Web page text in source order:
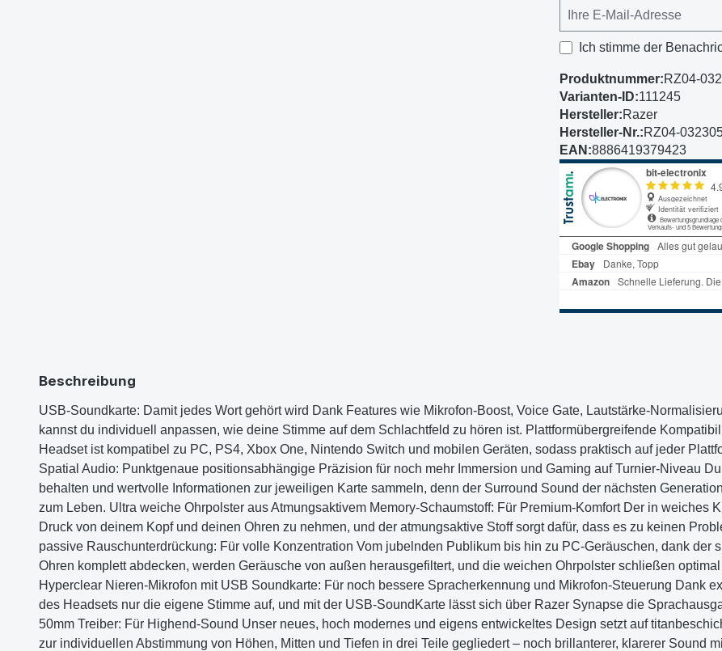
Ich stimme der
Produktnummer:RZ04-
Varianten-ID:111245
Hersteller:Razer
Hersteller-Nr.:RZ04-
EAN:8886419379423
Beschreibung
USB-Soundkarte: Damit jedes Wort gehört wird Dank Features wie Mikrofon-Boost, Voice Gate, Lautstärke-
kannst du individuell anpassen, wie deine Stimme auf dem Schlachtfeld zu hören ist. Plattformübergreifende
Headset ist kompatibel zu PC, PS4, Xbox One, Nintendo Switch und mobilen Geräten, sodass praktisch auf jeder
Spatial Audio: Punktgenaue positionsabhängige Präzision für noch mehr Immersion und Gaming auf Turnier-Niveau
behalten und wertvolle Informationen zur jeweiligen Karte sammeln, denn der Surround Sound der nächsten
zum Leben. Ultra weiche Ohrpolster aus Atmungsaktivem Memory-Schaumstoff: Für Premium-Komfort Der in weiches
Druck von deinem Kopf und deinen Ohren zu nehmen, und der atmungsaktive Stoff sorgt dafür, dass es zu keinen
passive Rauschunterdrückung: Für volle Konzentration Vom jubelnden Publikum bis hin zu PC-Geräuschen, dank
Ohren komplett abdecken, werden Geräusche von außen herausgefiltert, und die weichen Ohrpolster schließen
Hyperclear Nieren-Mikrofon mit USB Soundkarte: Für noch bessere Spracherkennung und Mikrofon-Steuerung Dank
des Headsets nur die eigene Stimme auf, und mit der USB-SoundKarte lässt sich über Razer Synapse die
50mm Treiber: Für Highend-Sound Unser neues, hoch modernes und eigens entwickeltes Design setzt auf
zur individuellen Abstimmung von Höhen, Mitten und Tiefen in drei Teile gegliedert – noch brillanterer, klarerer Sound